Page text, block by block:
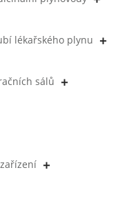
lékařského plynu
sálů